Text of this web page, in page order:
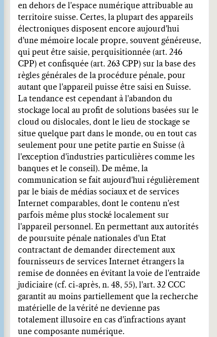
en dehors de l'espace numérique attribuable au
territoire suisse. Certes, la plupart des appareils
électroniques disposent encore aujourd'hui
d'une mémoire locale propre, souvent généreuse,
qui peut être saisie, perquisitionnée (art. 246
CPP) et confisquée (art. 263 CPP) sur la base des
règles générales de la procédure pénale, pour
autant que l'appareil puisse être saisi en Suisse.
La tendance est cependant à l'abandon du
stockage local au profit de solutions basées sur le
cloud ou dislocales, dont le lieu de stockage se
situe quelque part dans le monde, ou en tout cas
seulement pour une petite partie en Suisse (à
l'exception d'industries particulières comme les
banques et le conseil). De même, la
communication se fait aujourd'hui régulièrement
par le biais de médias sociaux et de services
Internet comparables, dont le contenu n'est
parfois même plus stocké localement sur
l'appareil personnel. En permettant aux autorités
de poursuite pénale nationales d'un Etat
contractant de demander directement aux
fournisseurs de services Internet étrangers la
remise de données en évitant la voie de l'entraide
judiciaire (cf. ci-après, n. 48, 55), l'art. 32 CCC
garantit au moins partiellement que la recherche
matérielle de la vérité ne devienne pas
totalement illusoire en cas d'infractions ayant
une composante numérique.